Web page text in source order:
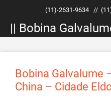
conteúdo
(11)-2631-9634 //
|| Bobina
Bobina Galvalume
China – Cidade